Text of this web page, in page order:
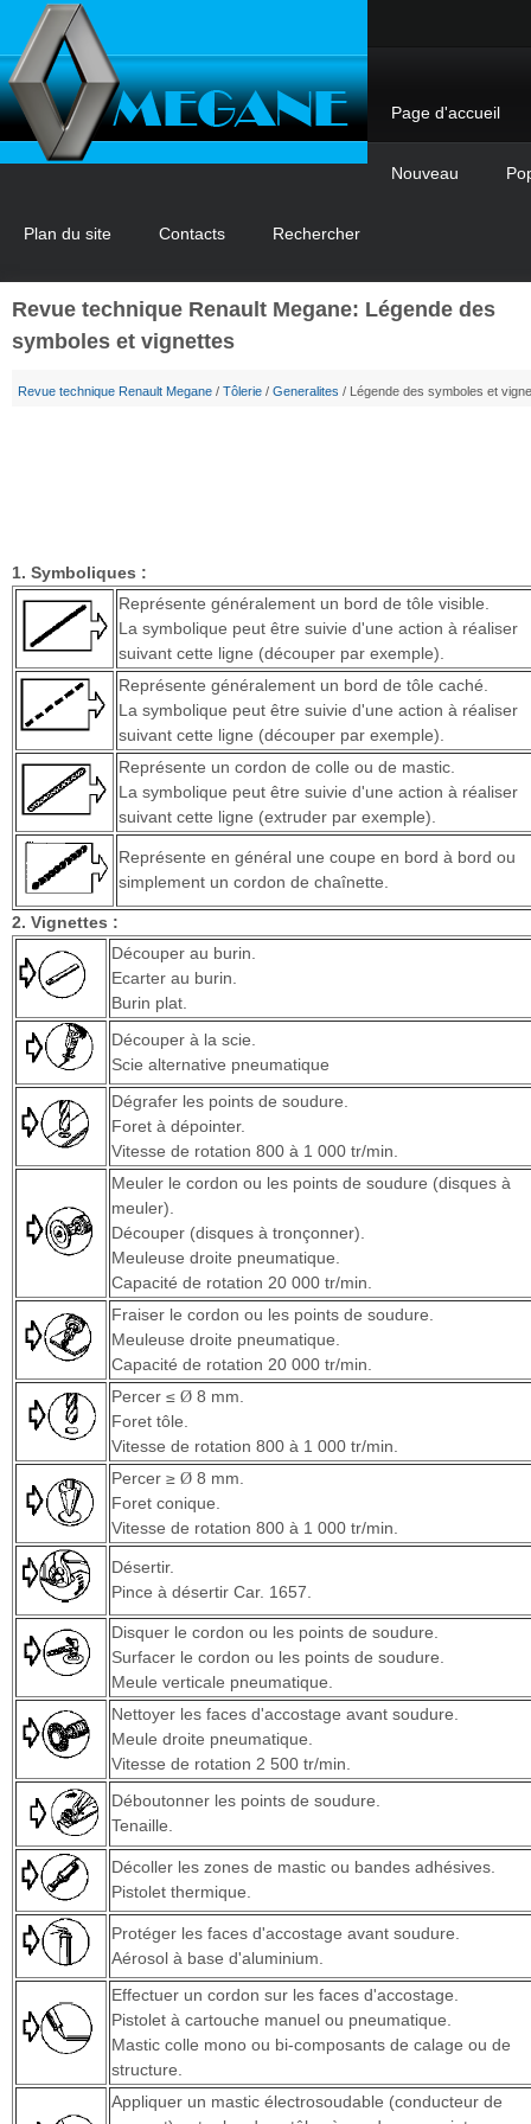
Page d'accueil
Nouveau
Plan du site Contacts Rechercher
Revue technique Renault Megane: Légende des
symboles et vignettes
Revue technique Renault Megane / Tôlerie / Generalites / Légende des symboles et
1. Symboliques :
Représente généralement un bord de tôle visible.
La symbolique peut être suivie d'une action à réaliser
suivant cette ligne (découper par exemple).
Représente généralement un bord de tôle caché.
La symbolique peut être suivie d'une action à réaliser
suivant cette ligne (découper par exemple).
Représente un cordon de colle ou de mastic.
La symbolique peut être suivie d'une action à réaliser
suivant cette ligne (extruder par exemple).
Représente en général une coupe en bord à bord ou
simplement un cordon de chaînette.
2. Vignettes :
Découper au burin.
Ecarter au burin.
Burin plat.
Découper à la scie.
Scie alternative pneumatique
Dégrafer les points de soudure.
Foret à dépointer.
Vitesse de rotation 800 à 1 000 tr/min.
Meuler le cordon ou les points de soudure (disques à
meuler).
Découper (disques à tronçonner).
Meuleuse droite pneumatique.
Capacité de rotation 20 000 tr/min.
Fraiser le cordon ou les points de soudure.
Meuleuse droite pneumatique.
Capacité de rotation 20 000 tr/min.
Percer ≤ Ø 8 mm.
Foret tôle.
Vitesse de rotation 800 à 1 000 tr/min.
Percer ≥ Ø 8 mm.
Foret conique.
Vitesse de rotation 800 à 1 000 tr/min.
Désertir.
Pince à désertir Car. 1657.
Disquer le cordon ou les points de soudure.
Surfacer le cordon ou les points de soudure.
Meule verticale pneumatique.
Nettoyer les faces d'accostage avant soudure.
Meule droite pneumatique.
Vitesse de rotation 2 500 tr/min.
Déboutonner les points de soudure.
Tenaille.
Décoller les zones de mastic ou bandes adhésives.
Pistolet thermique.
Protéger les faces d'accostage avant soudure.
Aérosol à base d'aluminium.
Effectuer un cordon sur les faces d'accostage.
Pistolet à cartouche manuel ou pneumatique.
Mastic colle mono ou bi-composants de calage ou de
structure.
Appliquer un mastic électrosoudable (conducteur de